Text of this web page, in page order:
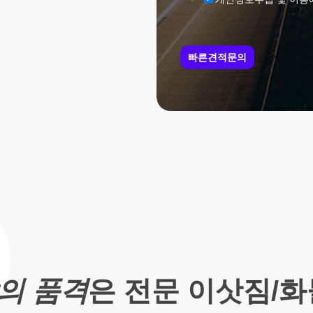
빠른견적문의
품격은 전문 이삿짐/